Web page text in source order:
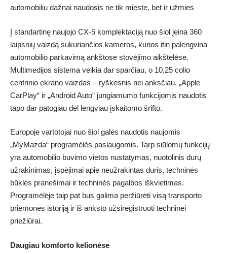
automobiliu dažnai naudosis ne tik mieste, bet ir užmies
Į standartinę naujojo CX-5 komplektaciją nuo šiol įeina 360
laipsnių vaizdą sukuriančios kameros, kurios itin palengvina
automobilio parkavimą ankštose stovėjimo aikštelėse.
Multimedijos sistema veikia dar sparčiau, o 10,25 colio
centrinio ekrano vaizdas – ryškesnis nei anksčiau. „Apple
CarPlay“ ir „Android Auto“ jungiamumo funkcijomis naudotis
tapo dar patogiau dėl lengviau įskaitomo šrifto.
Europoje vartotojai nuo šiol galės naudotis naujomis
„MyMazda“ programėlės paslaugomis. Tarp siūlomų funkcijų
yra automobilio buvimo vietos nustatymas, nuotolinis durų
užrakinimas, įspėjimai apie neužrakintas duris, techninės
būklės pranešimai ir techninės pagalbos iškvietimas.
Programėlėje taip pat bus galima peržiūrėti visą transporto
priemonės istoriją ir iš anksto užsiregistruoti techninei
priežiūrai.
Daugiau komforto kelionėse